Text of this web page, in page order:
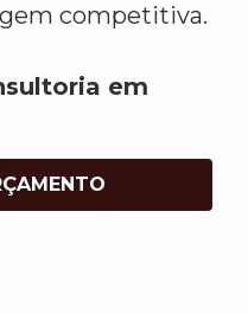
competitiva.
em